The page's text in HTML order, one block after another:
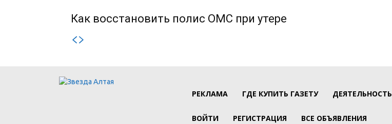
Как восстановить полис ОМС при утере
РЕКЛАМА ГДЕ КУПИТЬ ГАЗЕТУ ДЕЯТЕЛЬНОСТЬ
ВОЙТИ РЕГИСТРАЦИЯ ВСЕ ОБЪЯВЛЕНИЯ